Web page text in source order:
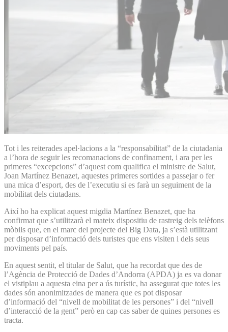
Tot i les reiterades apel·lacions a la “responsabilitat” de la ciutadania
a l’hora de seguir les recomanacions de confinament, i ara per les
primeres “excepcions” d’aquest com qualifica el ministre de Salut,
Joan Martínez Benazet, aquestes primeres sortides a passejar o fer
una mica d’esport, des de l’executiu si es farà un seguiment de la
mobilitat dels ciutadans.
Així ho ha explicat aquest migdia Martínez Benazet, que ha
confirmat que s’utilitzarà el mateix dispositiu de rastreig dels telèfons
mòbils que, en el marc del projecte del Big Data, ja s’està utilitzant
per disposar d’informació dels turistes que ens visiten i dels seus
moviments pel país.
En aquest sentit, el titular de Salut, que ha recordat que des de
l’Agència de Protecció de Dades d’Andorra (APDA) ja es va donar
el vistiplau a aquesta eina per a ús turístic, ha assegurat que totes les
dades són anonimitzades de manera que es pot disposar
d’informació del “nivell de mobilitat de les persones” i del “nivell
d’interacció de la gent” però en cap cas saber de quines persones es
tracta.